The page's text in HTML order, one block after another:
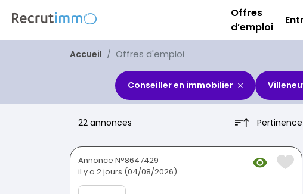
Offres
d’emploi
Accueil Offres d'emploi
Conseiller en immobilier
22 annonces Pertinence
Annonce N°8647429
il y a 2 jours (04/08/2026)